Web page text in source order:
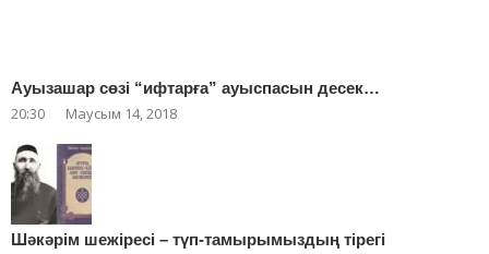
Ауызашар сөзі “ифтарға” ауыспасын десек…
20:30 Маусым 14, 2018
Шәкәрім шежіресі – түп-тамырымыздың тірегі